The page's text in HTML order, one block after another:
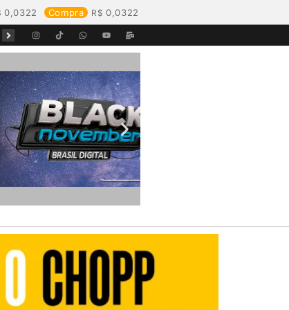
0,0322 Compra 0,0322
Equipes da Aegea Rondônia passam por treinamento de prevenção e combate a princípios de incêndio e segurança no trabalho com inflamáveis